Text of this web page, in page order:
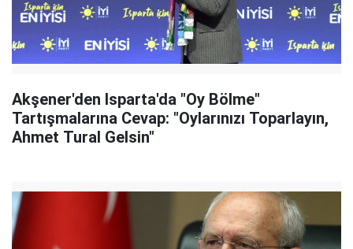
Akşener'den Isparta'da "Oy Bölme"
Tartışmalarına Cevap: "Oylarınızı Toparlayın,
Ahmet Tural Gelsin"